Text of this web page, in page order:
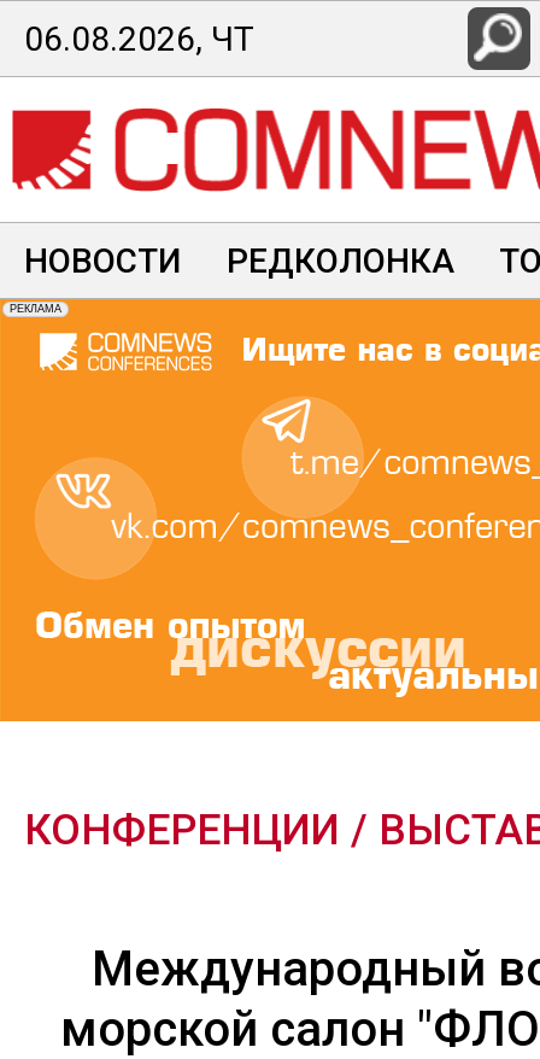
Перейти
к
основному
содержанию
06.08.2026, ЧТ
НОВОСТИ РЕДКОЛОНКА
КОНФЕРЕНЦИИ /
Международный
морской салон